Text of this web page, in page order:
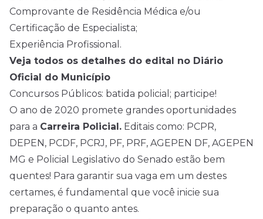
Comprovante de Residência Médica e/ou
Certificação de Especialista;
Experiência Profissional.
Veja todos os detalhes do edital no Diário
Oficial do Município
Concursos Públicos: batida policial; participe!
O ano de 2020 promete grandes oportunidades
para a Carreira Policial. Editais como: PCPR,
DEPEN, PCDF, PCRJ, PF, PRF, AGEPEN DF, AGEPEN
MG e Policial Legislativo do Senado estão bem
quentes! Para garantir sua vaga em um destes
certames, é fundamental que você inicie sua
preparação o quanto antes.